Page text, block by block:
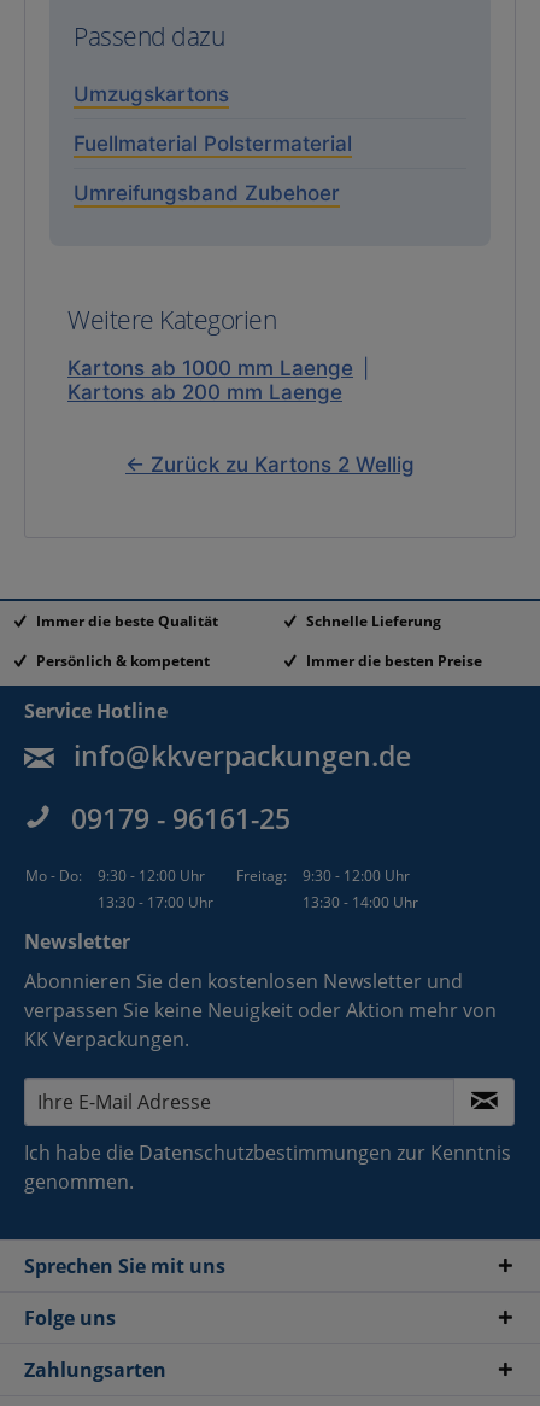
Passend dazu
Umzugskartons
Fuellmaterial Polstermaterial
Umreifungsband Zubehoer
Weitere Kategorien
Kartons ab 1000 mm Laenge
Kartons ab 200 mm Laenge
← Zurück zu Kartons 2 Wellig
Immer die beste Qualität
Schnelle Lieferung
Persönlich & kompetent
Immer die besten Preise
Service Hotline
info@kkverpackungen.de
09179 - 96161-25
Mo - Do: 9:30 - 12:00 Uhr Freitag:
9:30 - 12:00 Uhr
13:30 - 17:00 Uhr
13:30 - 14:00 Uhr
Newsletter
Abonnieren Sie den kostenlosen Newsletter und
verpassen Sie keine Neuigkeit oder Aktion mehr von
KK Verpackungen.
Ich habe die Datenschutzbestimmungen zur Kenntnis
genommen.
Sprechen Sie mit uns
Folge uns
Zahlungsarten